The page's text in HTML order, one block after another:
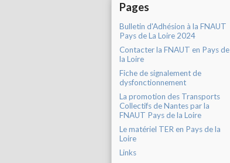
Pages
Bulletin d'Adhésion à la FNAUT
Pays de La Loire 2024
Contacter la FNAUT en Pays de
la Loire
Fiche de signalement de
dysfonctionnement
La promotion des Transports
Collectifs de Nantes par la
FNAUT Pays de la Loire
Le matériel TER en Pays de la
Loire
Links